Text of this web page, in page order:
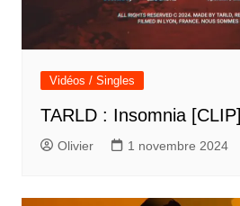
Vidéos / Singles
TARLD : Insomnia [CLIP]
Olivier 1 novembre 2024